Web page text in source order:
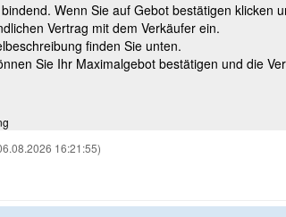
Wenn Sie auf Gebot bestätigen klicken
Vertrag mit dem Verkäufer ein.
finden Sie unten.
Sie Ihr Maximalgebot bestätigen und die
16:21:55)